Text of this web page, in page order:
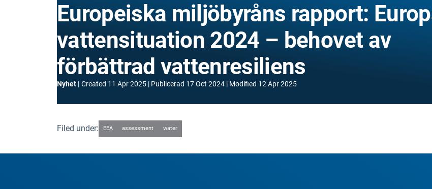
Europeiska miljöbyråns rapport:
vattensituation 2024 – behovet av
förbättrad vattenresiliens
Nyhet Created 11 Apr 2025 Publicerad 17 Oct 2024 Modified 12 Apr 2025
Filed under: EEA assessment water